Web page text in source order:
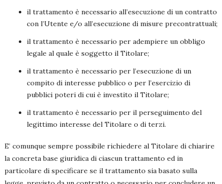
il trattamento è necessario all’esecuzione di un contratto
con l’Utente e/o all’esecuzione di misure precontrattuali;
il trattamento è necessario per adempiere un obbligo
legale al quale è soggetto il Titolare;
il trattamento è necessario per l’esecuzione di un
compito di interesse pubblico o per l’esercizio di
pubblici poteri di cui è investito il Titolare;
il trattamento è necessario per il perseguimento del
legittimo interesse del Titolare o di terzi.
E’ comunque sempre possibile richiedere al Titolare di chiarire
la concreta base giuridica di ciascun trattamento ed in
particolare di specificare se il trattamento sia basato sulla